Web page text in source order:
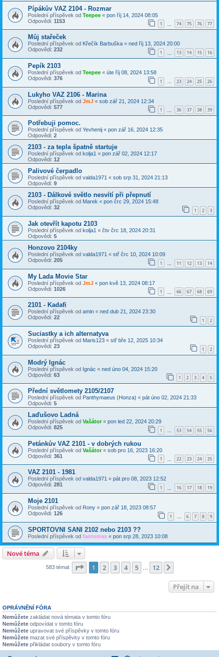
Pípákův VAZ 2104 - Rozmar
Poslední příspěvek od Teepee « pon říj 14, 2024 08:05
Odpovědi: 1153 1 74 75 76 77
Můj stařeček
Poslední příspěvek od Křečík Barbuška « ned říj 13, 2024 20:00
Odpovědi: 232 1 13 14 15 16
Pepík 2103
Poslední příspěvek od Teepee « úte říj 08, 2024 13:58
Odpovědi: 376 1 … 23 24 25 26
Lukyho VAZ 2106 - Marina
Poslední příspěvek od JmJ « sob zář 21, 2024 12:34
Odpovědi: 577 1 36 37 38 39
Potřebuji pomoc.
Poslední příspěvek od Yevhenij « pon zář 16, 2024 12:35
Odpovědi: 2
2103 - za tepla špatně startuje
Poslední příspěvek od kolja1 « pon zář 02, 2024 12:17
Odpovědi: 12
Palivové čerpadlo
Poslední příspěvek od valda1971 « sob srp 31, 2024 21:13
Odpovědi: 9
2103 - Dálkové světlo nesvítí při přepnutí
Poslední příspěvek od Marek « pon črc 29, 2024 15:48
Odpovědi: 32 1 2 3
Jak otevřít kapotu 2103
Poslední příspěvek od kolja1 « čtv črc 18, 2024 20:31
Odpovědi: 5
Honzovo 2104ky
Poslední příspěvek od valda1971 « stř črc 10, 2024 10:09
Odpovědi: 205 1 … 11 12 13 14
My Lada Movie Star
Poslední příspěvek od JmJ « pon kvě 13, 2024 08:17
Odpovědi: 1026 1 66 67 68 69
2101 - Kadafi
Poslední příspěvek od amin « ned dub 21, 2024 23:30
Odpovědi: 22 1 2
Suciastky a ich alternatyva
Poslední příspěvek od Maris123 « stř bře 12, 2025 10:34
Odpovědi: 23 1 2
Modrý Ignác
Poslední příspěvek od Ignác « ned úno 04, 2024 15:20
Odpovědi: 63 1 2 3 4 5
Přední světlomety 2105/2107
Poslední příspěvek od Panthymaeus (Honza) « pát úno 02, 2024 21:33
Odpovědi: 5
Laďušovo Ladná
Poslední příspěvek od Vašátor« pon led 22, 2024 20:29
Odpovědi: 825 1 … 53 54 55 56
Petánkův VAZ 2101 - v dobrých rukou
Poslední příspěvek od Vašátor« sob pro 16, 2023 16:20
Odpovědi: 361 1 22 23 24 25
VAZ 2101 - 1981
Poslední příspěvek od valda1971 « pát pro 08, 2023 12:52
Odpovědi: 281 1 16 17 18 19
Moje 2101
Poslední příspěvek od Rony « pon zář 18, 2023 08:57
Odpovědi: 126 1 … 6 7 8 9
SPORTOVNI SANI 2102 nebo 2103 ??
Poslední příspěvek od fantomas « pon srp 28, 2023 10:08
Nové téma
583 témat Stránka z 12
1 2 3 4 5 12
Přejít na
OPRÁVNĚNÍ FÓRA
Nemůžete zakládat nová témata v tomto fóru
Nemůžete odpovídat v tomto fóru
Nemůžete upravovat své příspěvky v tomto fóru
Nemůžete mazat své příspěvky v tomto fóru
Nemůžete přikládat soubory v tomto fóru